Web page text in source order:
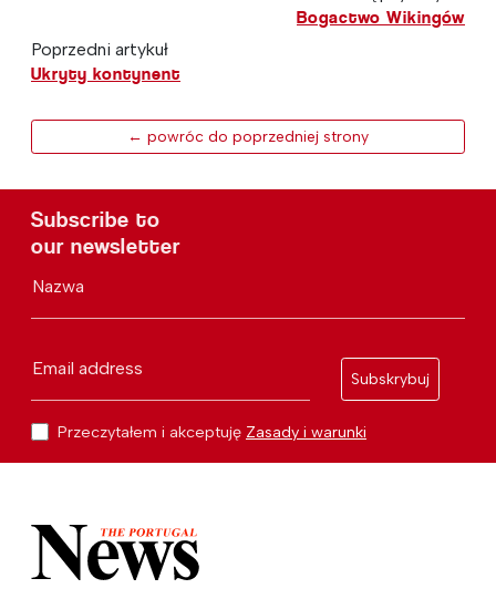
Bogactwo Wikingów
Poprzedni artykuł
Ukryty kontynent
← powróc do poprzedniej strony
Subscribe to
our newsletter
Nazwa
Email address
Subskrybuj
Przeczytałem i akceptuję Zasady i warunki